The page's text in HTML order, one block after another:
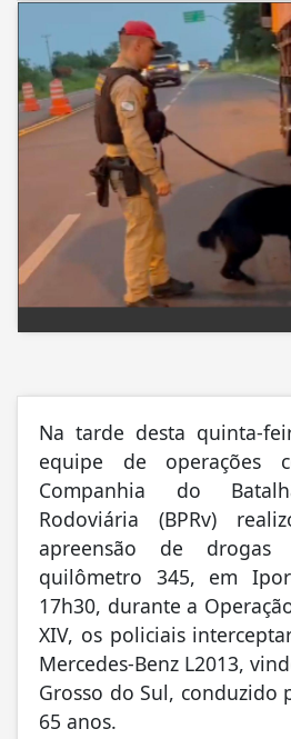
Na tarde desta quinta-
equipe de operações
Companhia do
Rodoviária (BPRv)
apreensão de
quilômetro 345, em
17h30, durante a
XIV, os policiais
Mercedes-Benz L2013,
Grosso do Sul, conduzido
65 anos.